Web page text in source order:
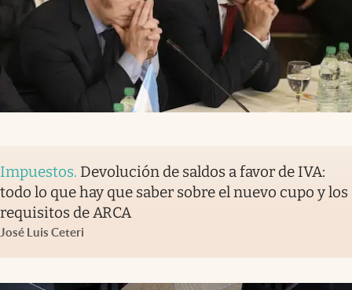
Impuestos. Devolución de saldos a favor de IVA:
todo lo que hay que saber sobre el nuevo cupo y los
requisitos de ARCA
José Luis Ceteri